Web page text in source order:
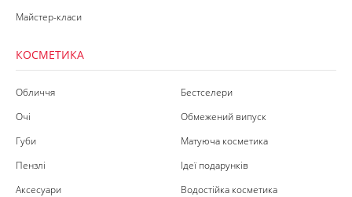
Майстер-класи
КОСМЕТИКА
Обличчя
Очі
Губи
Пензлі
Аксесуари
Бестселери
Обмежений випуск
Матуюча косметика
Ідеї подарунків
Водостійка косметика